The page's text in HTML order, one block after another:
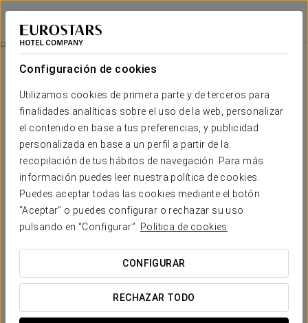
Configuración de cookies
Utilizamos cookies de primera parte y de terceros para
finalidades analíticas sobre el uso de la web, personalizar
el contenido en base a tus preferencias, y publicidad
personalizada en base a un perfil a partir de la
recopilación de tus hábitos de navegación. Para más
información puedes leer nuestra política de cookies.
Puedes aceptar todas las cookies mediante el botón
“Aceptar” o puedes configurar o rechazar su uso
pulsando en “Configurar”.
Política de cookies
CONFIGURAR
RECHAZAR TODO
Ikonik Lisboa
LISBOA
Promociones
Promociones
Experiencia romántica
25€